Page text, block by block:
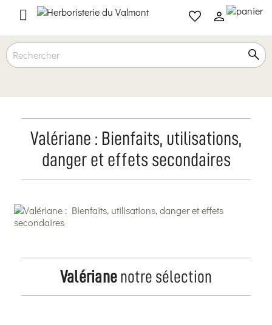

Valériane : Bienfaits, utilisations,
danger et effets secondaires
Valériane notre sélection